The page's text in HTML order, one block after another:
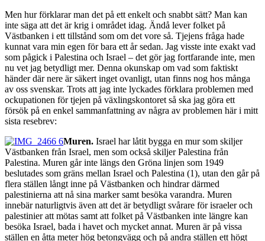
Men hur förklarar man det på ett enkelt och snabbt sätt? Man kan
inte säga att det är krig i området idag. Ändå lever folket på
Västbanken i ett tillstånd som om det vore så. Tjejens fråga hade
kunnat vara min egen för bara ett år sedan. Jag visste inte exakt vad
som pågick i Palestina och Israel – det gör jag fortfarande inte, men
nu vet jag betydligt mer. Denna okunskap om vad som faktiskt
händer där nere är säkert inget ovanligt, utan finns nog hos många
av oss svenskar. Trots att jag inte lyckades förklara problemen med
ockupationen för tjejen på växlingskontoret så ska jag göra ett
försök på en enkel sammanfattning av några av problemen här i mitt
sista resebrev:
Muren. Israel har låtit bygga en mur som skiljer
Västbanken från Israel, men som också skiljer Palestina från
Palestina. Muren går inte längs den Gröna linjen som 1949
beslutades som gräns mellan Israel och Palestina (1), utan den går på
flera ställen långt inne på Västbanken och hindrar därmed
palestinierna att nå sina marker samt besöka varandra. Muren
innebär naturligtvis även att det är betydligt svårare för israeler och
palestinier att mötas samt att folket på Västbanken inte längre kan
besöka Israel, bada i havet och mycket annat. Muren är på vissa
ställen en åtta meter hög betongvägg och på andra ställen ett högt